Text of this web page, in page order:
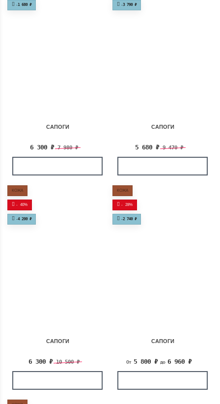
-1 680 ₽
САПОГИ
6 300 ₽ 7 980₽
-3 790 ₽
САПОГИ
5 680 ₽ 9 470₽
КОЖА
- 40%
-4 200 ₽
САПОГИ
6 300 ₽ 10 500₽
КОЖА
- 28%
-2 740 ₽
САПОГИ
От 5 800 ₽до 6 960 ₽